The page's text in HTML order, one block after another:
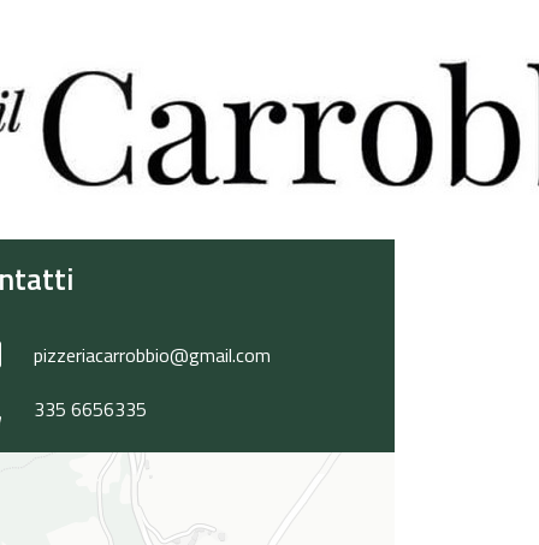
pizzeriacarrobbio@gmail.com
335 6656335